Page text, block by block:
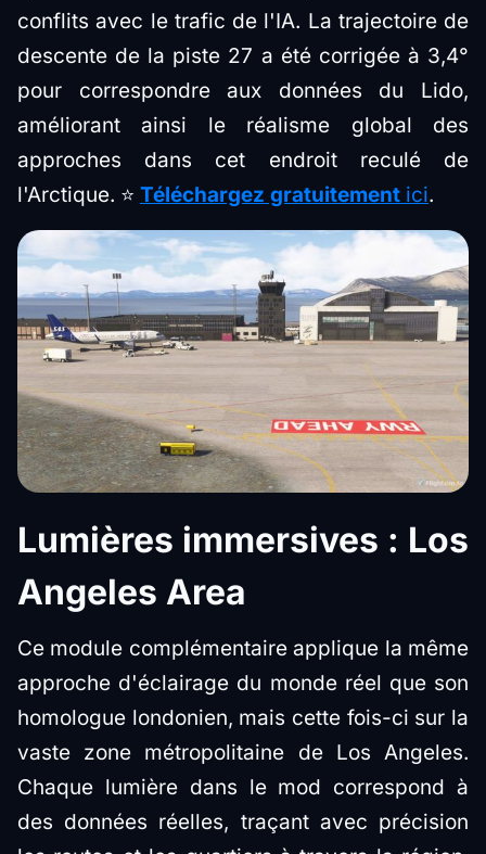
conflits avec le trafic de l'IA. La trajectoire de
descente de la piste 27 a été corrigée à 3,4°
pour correspondre aux données du Lido,
améliorant ainsi le réalisme global des
approches dans cet endroit reculé de
l'Arctique. ⭐ Téléchargez gratuitement ici.
Lumières immersives : Los
Angeles Area
Ce module complémentaire applique la même
approche d'éclairage du monde réel que son
homologue londonien, mais cette fois-ci sur la
vaste zone métropolitaine de Los Angeles.
Chaque lumière dans le mod correspond à
des données réelles, traçant avec précision